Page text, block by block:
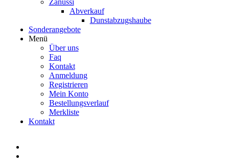
Zanussi
Abverkauf
Dunstabzugshaube
Sonderangebote
Menü
Über uns
Faq
Kontakt
Anmeldung
Registrieren
Mein Konto
Bestellungsverlauf
Merkliste
Kontakt